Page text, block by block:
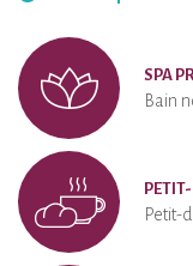
SPA
Bain
Petit-